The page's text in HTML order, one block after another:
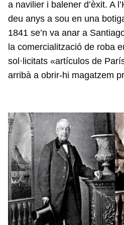
a navilier i balener d’èxit. A
deu anys a sou en una
1841 se’n va anar a
la comercialització de roba
sol·licitats «artículos de
arribà a obrir-hi magatzem